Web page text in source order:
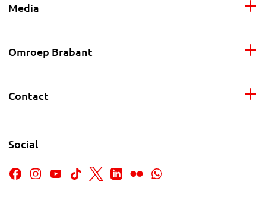
Media
Omroep Brabant
Contact
Social